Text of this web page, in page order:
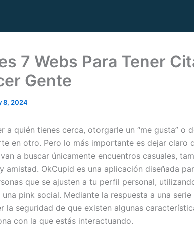
7 Webs Para Tener
Gente
8, 2024
a quién tienes cerca, otorgarle un “me gusta” o
en otro. Pero lo más importante es dejar claro
a buscar únicamente encuentros casuales,
amistad. OkCupid es una aplicación diseñada
que se ajusten a tu perfil personal,
pink social. Mediante la respuesta a una
la seguridad de que existen algunas
con la que estás interactuando.